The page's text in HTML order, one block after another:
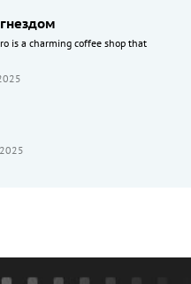
is a charming coffee shop that